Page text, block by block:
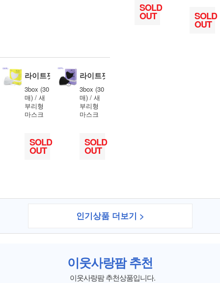
SOLD
OUT SOLD
OUT
라이트핏 KF94 대형(화이트)
3box (30
매) / 새
부리형
마스크
SOLD
OUT
라이트핏 KF94 대형(블랙)
3box (30
매) / 새
부리형
마스크
SOLD
OUT
인기상품 더보기 >
이웃사랑팜 추천
이웃사랑팜 추천상품입니다.